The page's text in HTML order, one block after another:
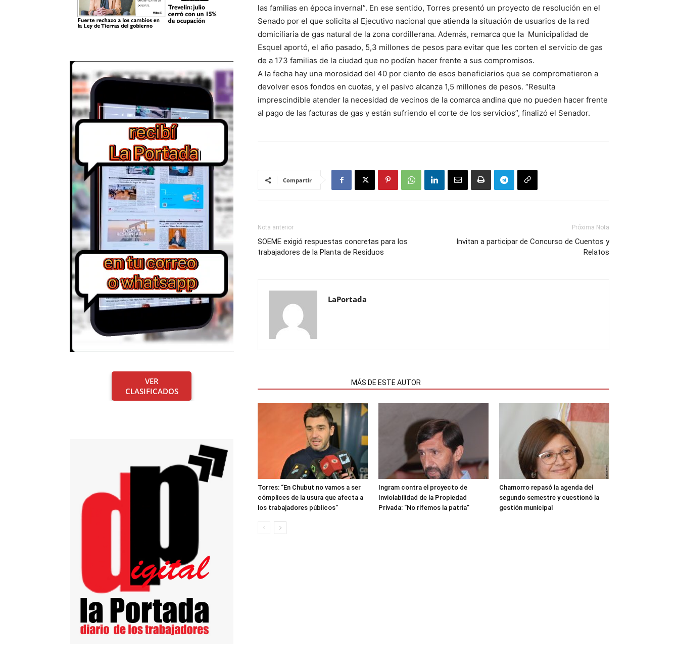
las familias en época invernal”. En ese sentido, Torres presentó un proyecto de resolución en el
Senado por el que solicita al Ejecutivo nacional que atienda la situación de usuarios de la red
domiciliaria de gas natural de la zona cordillerana. Además, remarca que la Municipalidad de
Esquel aportó, el año pasado, 5,3 millones de pesos para evitar que les corten el servicio de gas
de a 173 familias de la ciudad que no podían hacer frente a sus compromisos.
A la fecha hay una morosidad del 40 por ciento de esos beneficiarios que se comprometieron a
devolver esos fondos en cuotas, y el pasivo alcanza 1,5 millones de pesos. “Resulta
imprescindible atender la necesidad de vecinos de la comarca andina que no pueden hacer frente
al pago de las facturas de gas y están sufriendo el corte de los servicios”, finalizó el Senador.
Compartir
Nota anterior
SOEME exigió respuestas concretas para los
trabajadores de la Planta de Residuos
Próxima Nota
Invitan a participar de Concurso de Cuentos y
Relatos
LaPortada
MÁS DE ESTE AUTOR
Torres: “En Chubut no vamos a ser
cómplices de la usura que afecta a
los trabajadores públicos”
Ingram contra el proyecto de
Inviolabilidad de la Propiedad
Privada: “No rifemos la patria”
Chamorro repasó la agenda del
segundo semestre y cuestionó la
gestión municipal
VER
CLASIFICADOS